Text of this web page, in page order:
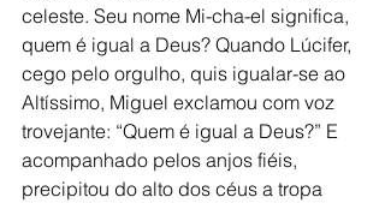
celeste. Seu nome Mi-cha-el significa,
quem é igual a Deus? Quando Lúcifer,
cego pelo orgulho, quis igualar-se ao
Altíssimo, Miguel exclamou com voz
trovejante: “Quem é igual a Deus?” E
acompanhado pelos anjos fiéis,
precipitou do alto dos céus a tropa